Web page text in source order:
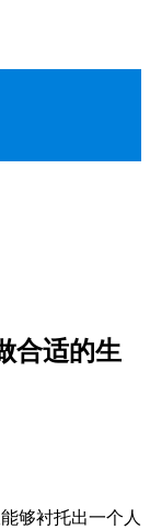
合适的生
够衬托出一个人